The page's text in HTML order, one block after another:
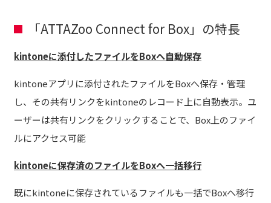
「ATTAZoo Connect for Box」の特長
kintoneに添付したファイルをBoxへ自動保存
kintoneアプリに添付されたファイルをBoxへ保存・管理
し、その共有リンクをkintoneのレコード上に自動表示。ユ
ーザーは共有リンクをクリックすることで、Box上のファイ
ルにアクセス可能
kintoneに保存済のファイルをBoxへ一括移行
既にkintoneに保存されているファイルも一括でBoxへ移行